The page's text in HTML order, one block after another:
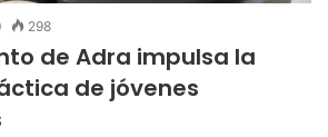
298
de Adra impulsa la
de jóvenes